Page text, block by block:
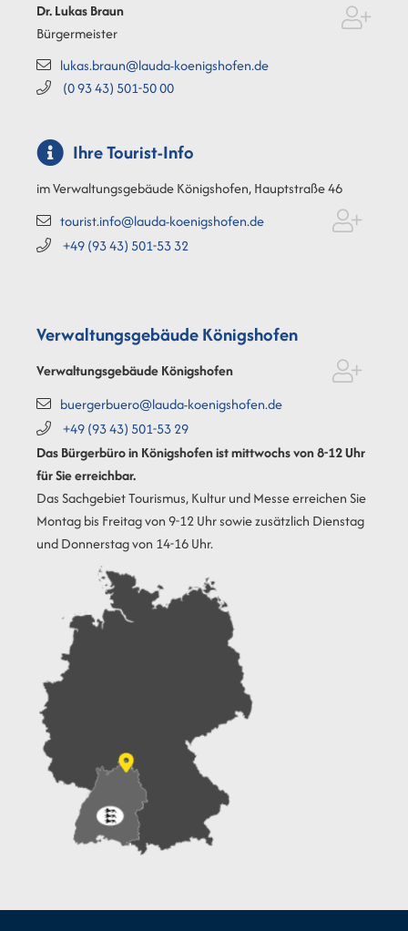
Dr. LukasBraun
Bürgermeister
lukas.braun@lauda-koenigshofen.de
(09343) 501-5000
Ihre Tourist-Info
im Verwaltungsgebäude Königshofen, Hauptstraße 46
tourist.info@lauda-koenigshofen.de
+49 (9343) 501-5332
Verwaltungsgebäude Königshofen
Verwaltungsgebäude Königshofen
buergerbuero@lauda-koenigshofen.de
+49 (9343) 501-5329
Das Bürgerbüro in Königshofen ist mittwochs von 8-12 Uhr
für Sie erreichbar.
Das Sachgebiet Tourismus, Kultur und Messe erreichen Sie
Montag bis Freitag von 9-12 Uhr sowie zusätzlich Dienstag
und Donnerstag von 14-16 Uhr.